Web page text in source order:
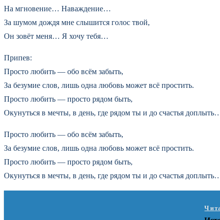
На мгновение… Наваждение…
За шумом дождя мне слышится голос твой,
Он зовёт меня… Я хочу тебя…
Припев:
Просто любить — обо всём забыть,
За безумие слов, лишь одна любовь может всё простить.
Просто любить — просто рядом быть,
Окунуться в мечты, в день, где рядом ты и до счастья
Просто любить — обо всём забыть,
За безумие слов, лишь одна любовь может всё простить.
Просто любить — просто рядом быть,
Окунуться в мечты, в день, где рядом ты и до счастья